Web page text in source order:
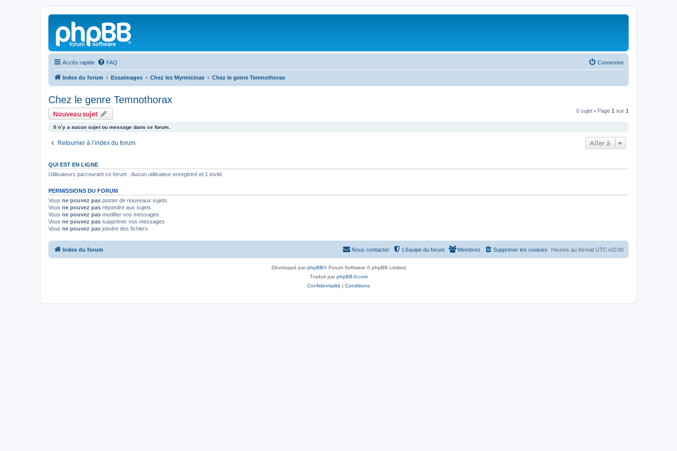
Accès rapide FAQ Connexion
Index du forum Essaimages Chez les Myrmicinae Chez le genre Temnothorax
Chez le genre Temnothorax
Nouveau sujet 0 sujet • Page 1 sur 1
Il n’y a aucun sujet ou message dans ce forum.
Retourner à l’index du forum Aller à
QUI EST EN LIGNE
Utilisateurs parcourant ce forum : Aucun utilisateur enregistré et 1 invité
PERMISSIONS DU FORUM
Vous ne pouvez pas poster de nouveaux sujets
Vous ne pouvez pas répondre aux sujets
Vous ne pouvez pas modifier vos messages
Vous ne pouvez pas supprimer vos messages
Vous ne pouvez pas joindre des fichiers
Index du forum Heures au format UTC+02:00
Supprimer les cookies
Membres
L’équipe du forum
Nous contacter
Développé parphpBB® Forum Software © phpBB Limited
Traduit parphpBB-fr.com
Confidentialité | Conditions